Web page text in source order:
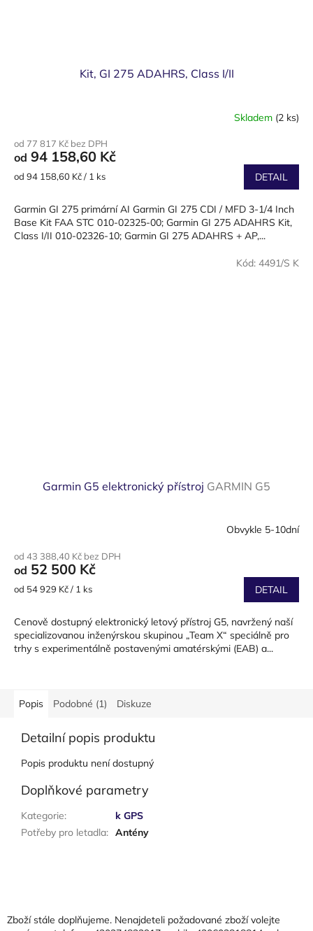
Kit, GI 275 ADAHRS, Class I/II
Skladem (2 ks)
od 77 817 Kč bez DPH
od 94 158,60 Kč
Měrná
od 94 158,60 Kč / 1 ks DETAIL
Garmin GI 275 primární AI Garmin GI 275 CDI / MFD 3-1/4 Inch
Base Kit FAA STC 010-02325-00; Garmin GI 275 ADAHRS Kit,
Class I/II 010-02326-10; Garmin GI 275 ADAHRS + AP,...
Garmin G5 elektronický přístroj GARMIN G5
produktu
je
3,5
hvězdiček.
Obvykle 5-10dní
od 43 388,40 Kč bez DPH
od 52 500 Kč
Měrná
od 54 929 Kč / 1 ks DETAIL
Cenově dostupný elektronický letový přístroj G5, navržený naší
specializovanou inženýrskou skupinou „Team X“ speciálně pro
trhy s experimentálně postavenými amatérskými (EAB) a...
Kód: 4491/S K
Popis Podobné (1) Diskuze
Detailní popis produktu
Popis produktu není dostupný
Doplňkové parametry
Kategorie:
k GPS
Potřeby pro letadla: Antény
aZboží stále doplňujeme. Nenajdeteli požadované zboží volejte